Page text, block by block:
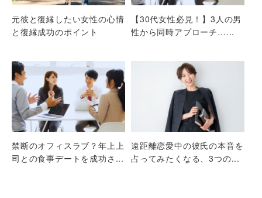
元彼と復縁したい女性の心情
と復縁成功のポイント
【30代女性必見！】3人の男
性から同時アプローチ…...
禁断のオフィスラブ？年上上
司との食事デートを成功さ...
遠距離恋愛中の彼氏の本音を
占ってみたくなる、3つの...